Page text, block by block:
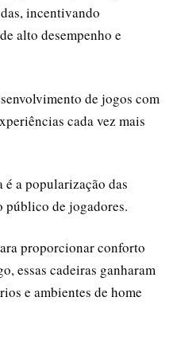
incentivando
alto desempenho e
de jogos com
cada vez mais
a popularização das
público de jogadores.
proporcionar conforto
essas cadeiras ganharam
e ambientes de home